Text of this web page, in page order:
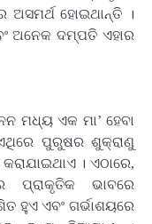
ଅସମର୍ଥ ହୋଇଥାନ୍ତି ।
ଅନେକ ଦମ୍ପତି ଏହାର
ମଧ୍ୟ ଏକ ମା’ ହେବା
ପୁରୁଷର ଶୁକ୍ରାଣୁ
। ଏଠାରେ,
ପ୍ରାକୃତିକ ଭାବରେ
ହୁଏ ଏବଂ ଗର୍ଭାଶୟରେ